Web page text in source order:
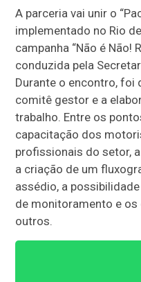
A parceria vai unir o
implementado no Rio
campanha “Não é Não!
conduzida pela
Durante o encontro, foi
comitê gestor e a
trabalho. Entre os
capacitação dos
profissionais do setor,
a criação de um
assédio, a
de monitoramento e os
outros.